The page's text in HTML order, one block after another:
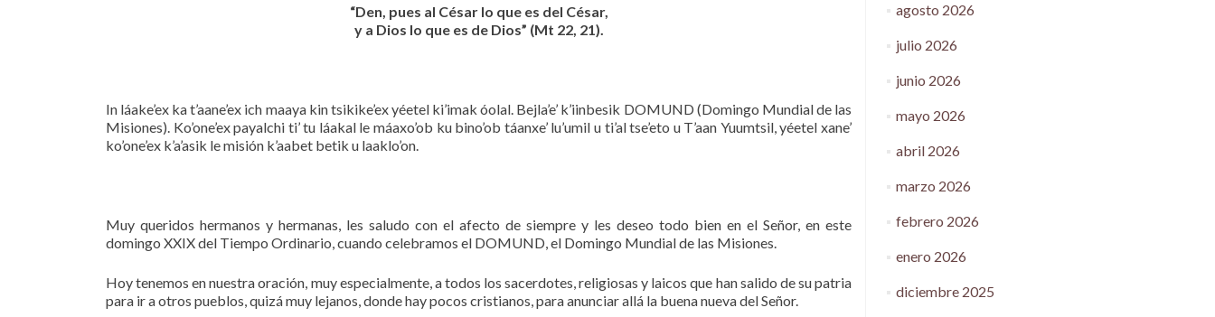
“Den, pues al César lo que es del César,
y a Dios lo que es de Dios” (Mt 22, 21).
In láake’ex ka t’aane’ex ich maaya kin tsikike’ex yéetel ki’imak óolal. Bejla’e’ k’iinbesik DOMUND (Domingo Mundial de las
Misiones). Ko’one’ex payalchi ti’ tu láakal le máaxo’ob ku bino’ob táanxe’ lu’umil u ti’al tse’eto u T’aan Yuumtsil, yéetel xane’
ko’one’ex k’a’asik le misión k’aabet betik u laaklo’on.
Muy queridos hermanos y hermanas, les saludo con el afecto de siempre y les deseo todo bien en el Señor, en este
domingo XXIX del Tiempo Ordinario, cuando celebramos el DOMUND, el Domingo Mundial de las Misiones.
Hoy tenemos en nuestra oración, muy especialmente, a todos los sacerdotes, religiosas y laicos que han salido de su patria
para ir a otros pueblos, quizá muy lejanos, donde hay pocos cristianos, para anunciar allá la buena nueva del Señor.
agosto 2026
julio 2026
junio 2026
mayo 2026
abril 2026
marzo 2026
febrero 2026
enero 2026
diciembre 2025